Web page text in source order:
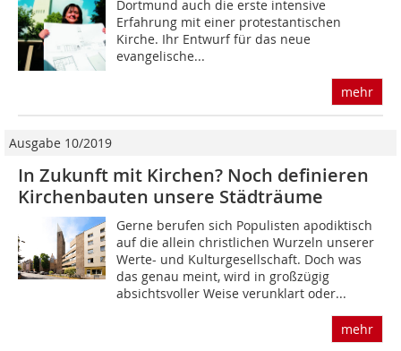
Dortmund auch die erste intensive
Erfahrung mit einer protestantischen
Kirche. Ihr Entwurf für das neue
evangelische...
mehr
Ausgabe 10/2019
In Zukunft mit Kirchen? Noch definieren
Kirchenbauten unsere Städträume
Gerne berufen sich Populisten apodiktisch
auf die allein christlichen Wurzeln unserer
Werte- und Kulturgesellschaft. Doch was
das genau meint, wird in großzügig
absichtsvoller Weise verunklart oder...
mehr